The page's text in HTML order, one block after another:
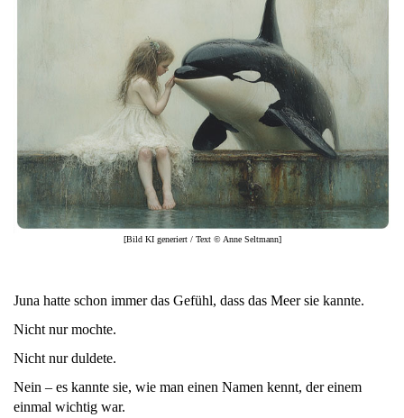
[Bild KI generiert / Text © Anne Seltmann]
Juna hatte schon immer das Gefühl, dass das Meer sie kannte.
Nicht nur mochte.
Nicht nur duldete.
Nein – es kannte sie, wie man einen Namen kennt, der einem
einmal wichtig war.